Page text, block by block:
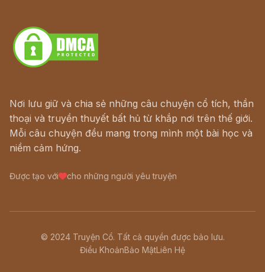
Nơi lưu giữ và chia sẻ những câu chuyện cổ tích, thần
thoại và truyền thuyết bất hủ từ khắp nơi trên thế giới.
Mỗi câu chuyện đều mang trong mình một bài học và
niềm cảm hứng.
Được tạo với cho những người yêu truyện
© 2024 Truyện Cổ. Tất cả quyền được bảo lưu.
Điều KhoảnBảo MậtLiên Hệ